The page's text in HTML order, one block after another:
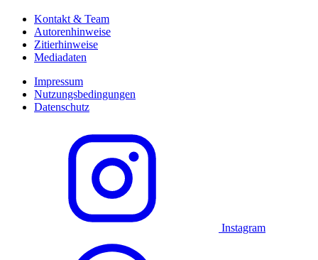
Kontakt & Team
Autorenhinweise
Zitierhinweise
Mediadaten
Impressum
Nutzungsbedingungen
Datenschutz
Instagram